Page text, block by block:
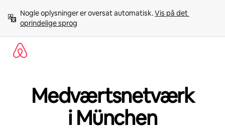
videre
indhold
Nogle oplysninger er oversat automatisk. Vis på det
oprindelige sprog
Medværtsnetværk
i München